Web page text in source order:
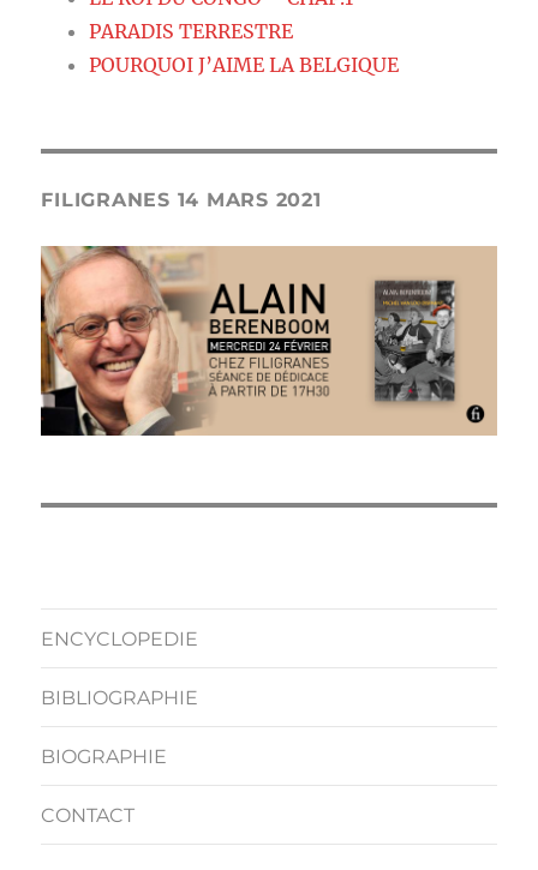
PARADIS TERRESTRE
POURQUOI J’AIME LA BELGIQUE
FILIGRANES 14 MARS 2021
ENCYCLOPEDIE
BIBLIOGRAPHIE
BIOGRAPHIE
CONTACT